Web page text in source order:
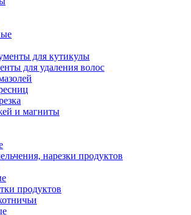
для кутикулы
для удаления волос
и магниты
нарезки продуктов
продуктов